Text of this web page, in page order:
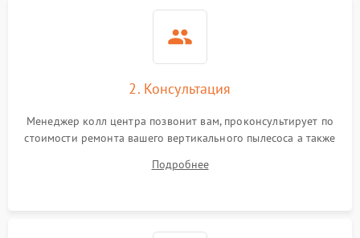
2. Консультация
Менеджер колл центра позвонит вам, проконсультирует по
стоимости ремонта вашего вертикального пылесоса а также
Подробнее